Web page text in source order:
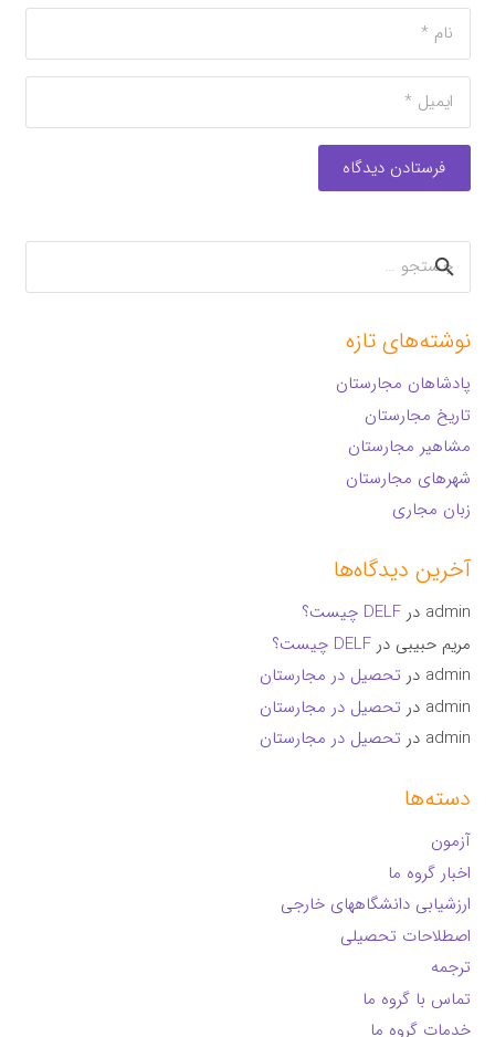
فرستادن دیدگاه
جستجو
برای:
نوشته‌های تازه
پادشاهان مجارستان
تاریخ مجارستان
مشاهیر مجارستان
شهرهای مجارستان
زبان مجاری
آخرین دیدگاه‌ها
admin درDELF چیست؟
مریم حبیبی درDELF چیست؟
admin در تحصیل در مجارستان
admin در تحصیل در مجارستان
admin در تحصیل در مجارستان
دسته‌ها
آزمون
اخبار گروه ما
ارزشیابی دانشگاههای خارجی
اصطلاحات تحصیلی
ترجمه
تماس با گروه ما
خدمات گروه ما